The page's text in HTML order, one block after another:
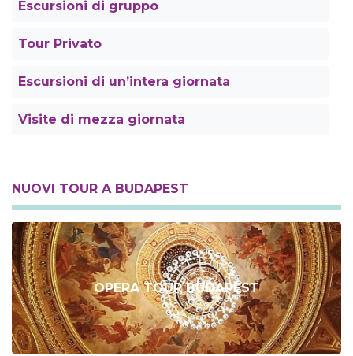
Escursioni di gruppo
Tour Privato
Escursioni di un’intera giornata
Visite di mezza giornata
NUOVI TOUR A BUDAPEST
OPERA TOUR BUDAPEST